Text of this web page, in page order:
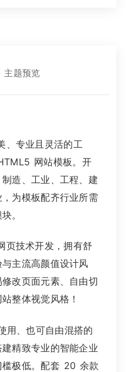
主题预览
、专业且灵活的工
网站模板。开
造、工业、工程、建
为模板配齐行业所需
。
页技术开发，拥有舒
主流高颜值设计风
改页面元素、自由切
整体视觉风格！
用、也可自由混搭的
精致专业的智能企业
极低。配套 20 余款